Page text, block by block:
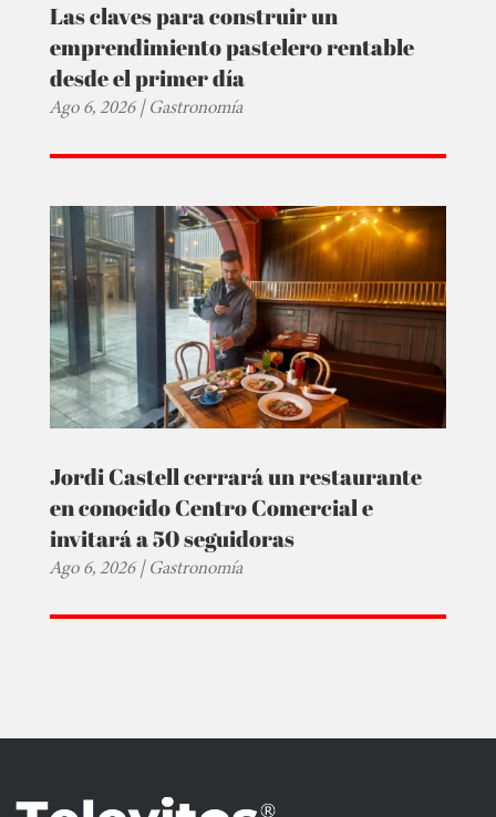
Las claves para construir un
emprendimiento pastelero rentable
desde el primer día
Ago 6, 2026|Gastronomía
Jordi Castell cerrará un restaurante
en conocido Centro Comercial e
invitará a 50 seguidoras
Ago 6, 2026|Gastronomía